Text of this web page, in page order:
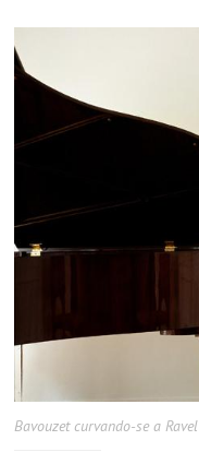
Bavouzet curvando-se a Ravel